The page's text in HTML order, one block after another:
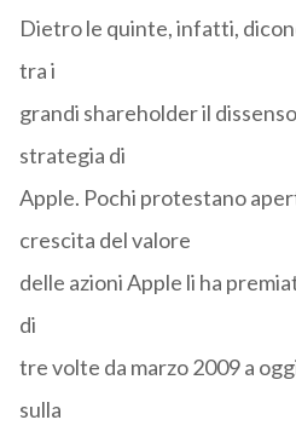
Dietro le quinte, infatti,
tra i
grandi shareholder il
strategia di
Apple. Pochi protestano
crescita del valore
delle azioni Apple li ha
di
tre volte da marzo 2009 a
sulla